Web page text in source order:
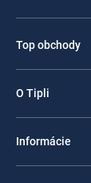
Top obchody
O Tipli
Informácie